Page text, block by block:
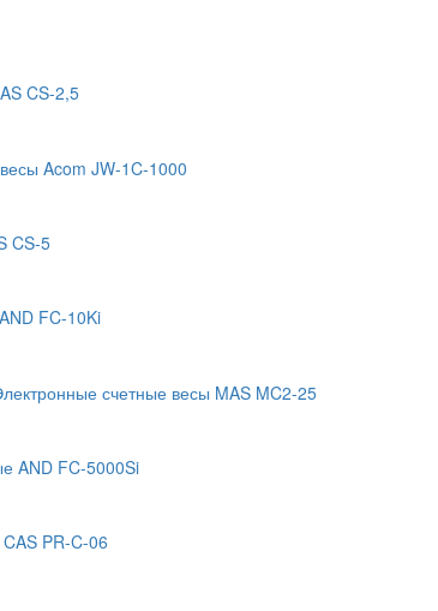
CS-2,5
Acom JW-1C-1000
CS-5
FC-10Ki
счетные весы MAS MC2-25
AND FC-5000Si
PR-C-06